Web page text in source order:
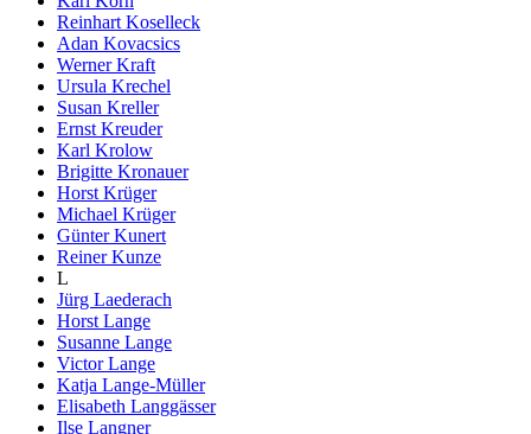
Reinhart Koselleck
Adan Kovacsics
Werner Kraft
Ursula Krechel
Susan Kreller
Ernst Kreuder
Karl Krolow
Brigitte Kronauer
Horst Krüger
Michael Krüger
Günter Kunert
Reiner Kunze
L
Jürg Laederach
Horst Lange
Susanne Lange
Victor Lange
Katja Lange-Müller
Elisabeth Langgässer
Ilse Langner